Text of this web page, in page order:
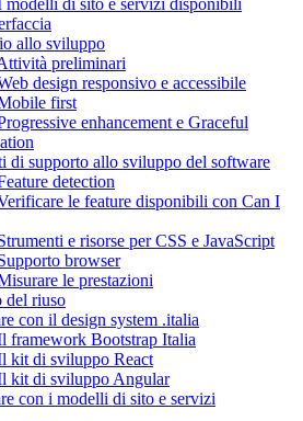
allo sviluppo
preliminari
design responsivo e accessibile
first
enhancement e Graceful
di supporto allo sviluppo del software
detection
le feature disponibili con Can I
e risorse per CSS e JavaScript
browser
le prestazioni
del riuso
con il design system .italia
framework Bootstrap Italia
kit di sviluppo React
kit di sviluppo Angular
con i modelli di sito e servizi